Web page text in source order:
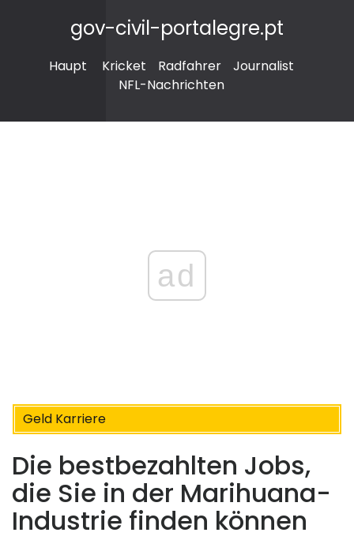
gov-civil-portalegre.pt
Haupt Kricket Radfahrer
Journalist
NFL-Nachrichten
ad
Geld Karriere
Die bestbezahlten Jobs,
die Sie in der Marihuana-
Industrie finden können